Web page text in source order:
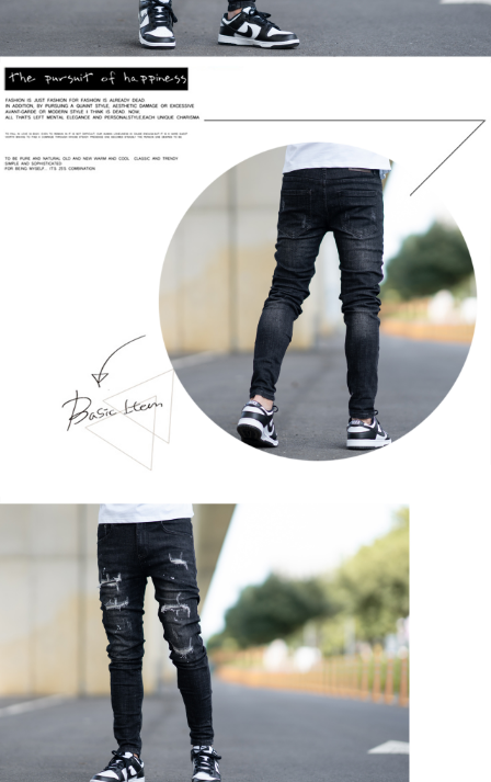
權轉讓予恩沛科技股份有限公司。
２．關於個人資料處理事宜，請瀏覽以下網址：
https://aftee.tw/terms/#terms3
３．未成年的使用者請事先徵得法定代理人或監護人之同意方可使用
「AFTEE先享後付」，若未經同意申辦者引起之損失，本公司不負相關責
任。
時審查核予不同之上限額度；若仍有額度不足之情形，本公司將視審查結果
請求用戶進行身份認證。
５．嚴禁一人註冊多個帳號或使用他人資訊註冊。若發現惡意使用之情形，
恩沛科技股份有限公司將有權停止該用戶之使用額度並採取法律行動。